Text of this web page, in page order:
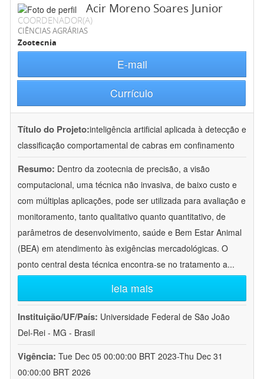
Acir Moreno Soares Junior
COORDENADOR(A)
CIÊNCIAS AGRÁRIAS
Zootecnia
E-mail
Currículo
Título do Projeto:inteligência artificial aplicada à detecção e
classificação comportamental de cabras em confinamento
Resumo: Dentro da zootecnia de precisão, a visão
computacional, uma técnica não invasiva, de baixo custo e
com múltiplas aplicações, pode ser utilizada para avaliação e
monitoramento, tanto qualitativo quanto quantitativo, de
parâmetros de desenvolvimento, saúde e Bem Estar Animal
(BEA) em atendimento às exigências mercadológicas. O
ponto central desta técnica encontra-se no tratamento a...
leia mais
Instituição/UF/País: Universidade Federal de São João
Del-Rei - MG - Brasil
Vigência: Tue Dec 05 00:00:00 BRT 2023-Thu Dec 31
00:00:00 BRT 2026